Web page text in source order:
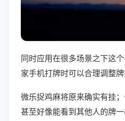
同时应用在很多场景之下这
家手机打牌时可以合理调整
微乐捉鸡麻将原来确实有挂
甚至好像能看到其他人的牌